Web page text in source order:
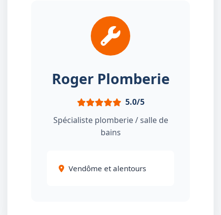
Roger Plomberie
5.0/5
Spécialiste plomberie / salle de
bains
Vendôme et alentours